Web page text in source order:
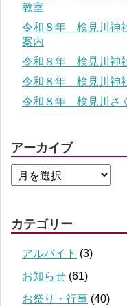
教室
令和８年 検見川神
案内
令和８年 検見川神
令和８年 検見川神
令和８年 検見川さ
アーカイブ
カテゴリー
アルバイト (3)
お知らせ (61)
お祭り・行事 (40)